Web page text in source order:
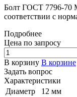
Болт ГОСТ 7796-70
соответствии с
Подробнее
Цена по запросу
В корзину В корзине
Задать вопрос
Характеристики
Диаметр
12 мм